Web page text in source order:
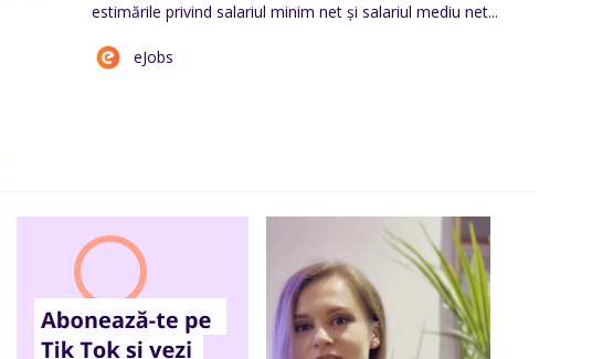
estimările privind salariul minim net și salariul mediu net...
eJobs